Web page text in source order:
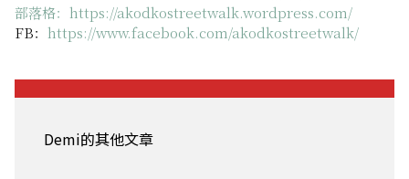
部落格： https://akodkostreetwalk.wordpress.com/
FB： https://www.facebook.com/akodkostreetwalk/
Demi的其他文章